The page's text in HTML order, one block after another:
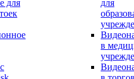
для
для
в